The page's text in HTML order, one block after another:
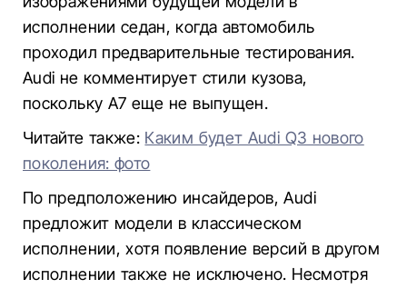
исполнении седан, когда автомобиль
проходил предварительные тестирования.
Audi не комментирует стили кузова,
поскольку A7 еще не выпущен.
Читайте также: Каким будет Audi Q3 нового
поколения: фото
По предположению инсайдеров, Audi
предложит модели в классическом
исполнении, хотя появление версий в другом
исполнении также не исключено. Несмотря